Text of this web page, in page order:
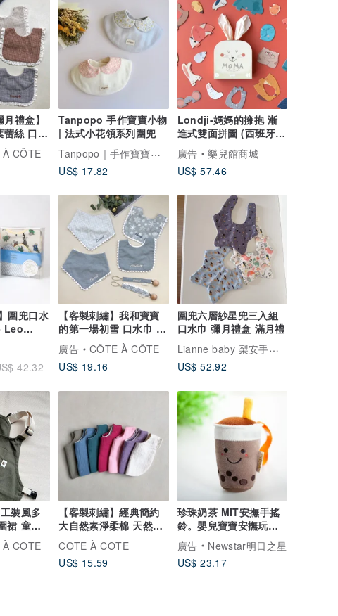
禮盒】
蕾絲 口水
À CÔTE
Tanpopo 手作寶寶小物
| 法式小花領系列圍兜
Tanpopo｜手作寶寶小物
US$ 17.82
Londji-媽媽的擁抱 漸
進式雙面拼圖 (西班牙原
裝)
廣告
樂兒館商城
US$ 57.46
圍兜口水
Leo
名
42.32
【客製刺繡】我和寶寶
的第一場初雪 口水巾 共
六款 彌月
廣告
CÔTE À CÔTE
US$ 19.16
圍兜六層紗星兜三入組
口水巾 彌月禮盒 滿月禮
Lianne baby 梨安手工嬰兒禮物 彌月禮 新生兒見面禮 周歲禮
US$ 52.92
裝風多
裙 童裝
CÔTE
【客製刺繡】經典簡約
大自然素淨柔棉 天然染
口水巾
CÔTE À CÔTE
US$ 15.59
珍珠奶茶 MIT安撫手搖
鈴。嬰兒寶寶安撫玩具
玩偶。便利掛扣吊掛帶
廣告
Newstar明日之星
US$ 23.17